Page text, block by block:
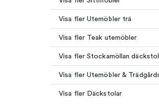
Visa fler Utemöbler trä
Visa fler Teak utemöbler
Visa fler Stockamöllan däckstol
Visa fler Utemöbler &
Visa fler Däckstolar